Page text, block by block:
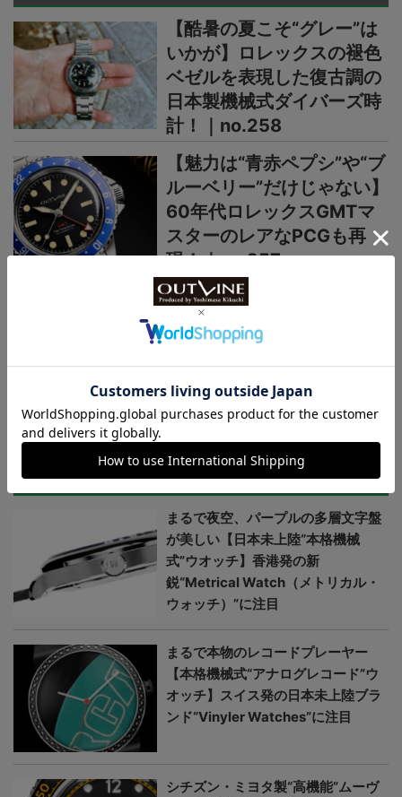
【酷暑の夏こそ“グレー”は
いかが】ロレックスの褪色
ベゼルを表現した復古調の
日本製機械式ダイバーズ時
計！｜no.258
【魅力は“青赤ペプシ”や“ブ
ルーベリー”だけじゃない】
60年代ロレックスGMTマ
スターのレアなPCGも再
現！｜no.257
【入荷後すぐ売り切れ！】
ロレックスと同じ操作機能
で8万円の日本製GMT時計
がヨーロッパで高く評価さ
れるワケ｜no.256
＞＞＞もっと見る
日本未上陸ブランド
まるで夜空、パープルの多層文字盤
が美しい【日本未上陸“本格機械
式”ウオッチ】香港発の新
鋭“Metrical Watch（メトリカル・
ウォッチ）”に注目
まるで本物のレコードプレーヤー
【本格機械式“アナログレコード”ウ
オッチ】スイス発の日本未上陸ブラ
ンド“Vinyler Watches”に注目
シチズン・ミヨタ製“高機能”ムーヴ